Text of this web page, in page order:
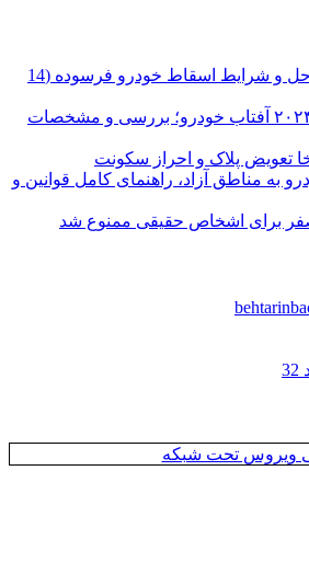
راهنمای کامل مراحل و شرایط اسقاط خودرو فرسوده (14
مزدا CX-30 مدل ۲۰۲۴ آفتاب خودرو؛ بررسی و مشخصات
تعویض پلاک و احراز سکونت
به مناطق آزاد، راهنمای کامل قوانین و
برای اشخاص حقیقی ممنوع شد
ویروس تحت شبکه